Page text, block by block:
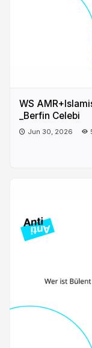
WS
_Berfin Celebi
Jun 30, 2026